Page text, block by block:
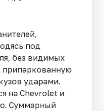
под
без видимых
припаркованную
ударами.
на Chevrolet и
Суммарный